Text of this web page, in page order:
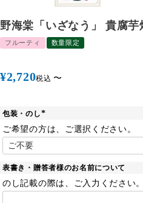
野海棠「いざなう」 貴腐芋
フルーティ 数量限定
¥2,720税込 〜
包装・のし
必
須
ご希望の方は、ご選択ください。
表書き・贈答者様のお名前について
のし記載の際は、ご入力ください